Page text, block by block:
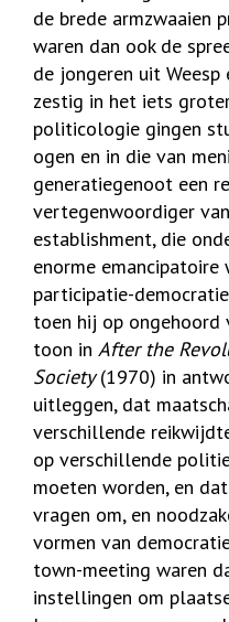
de brede armzwaaien
waren dan ook de
de jongeren uit Weesp
zestig in het iets
politicologie gingen
ogen en in die van
generatiegenoot een
vertegenwoordiger
establishment, die
enorme
participatie-
toen hij op ongehoord
toon in After the
Society(1970) in
uitleggen, dat
verschillende
op verschillende
moeten worden, en
vragen om, en
vormen van
town-meeting waren
instellingen om